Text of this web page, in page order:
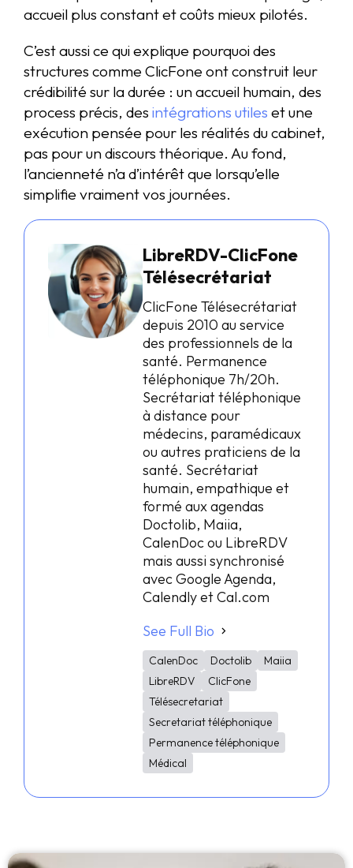
accueil plus constant et coûts mieux pilotés.
C’est aussi ce qui explique pourquoi des
structures comme ClicFone ont construit leur
crédibilité sur la durée : un accueil humain, des
process précis, des intégrations utiles et une
exécution pensée pour les réalités du cabinet,
pas pour un discours théorique. Au fond,
l’ancienneté n’a d’intérêt que lorsqu’elle
simplifie vraiment vos journées.
LibreRDV-ClicFone
Télésecrétariat
ClicFone Télésecrétariat
depuis 2010 au service
des professionnels de la
santé. Permanence
téléphonique 7h/20h.
Secrétariat téléphonique
à distance pour
médecins, paramédicaux
ou autres praticiens de la
santé. Secrétariat
humain, empathique et
formé aux agendas
Doctolib, Maiia,
CalenDoc ou LibreRDV
mais aussi synchronisé
avec Google Agenda,
Calendly et Cal.com
See Full Bio
CalenDoc Doctolib
Maiia
LibreRDV
ClicFone
Télésecretariat
Secretariat téléphonique
Permanence téléphonique
Médical